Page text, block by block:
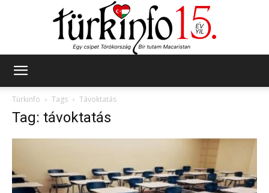
Türkinfo
Tags Távoktatás
Tag: távoktatás